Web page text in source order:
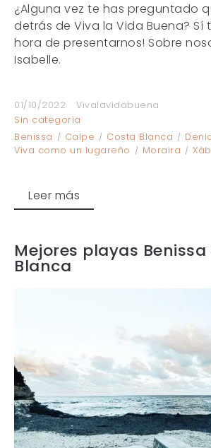
¿Alguna vez te has preguntado
detrás de Viva la Vida Buena? Sí
hora de presentarnos! Sobre
Isabelle.
01/10/2022
Vivalavidabuena
Sin categoría
Benissa
Calpe Costa Blanca
Viva como un lugareño
Moraira
Leer más
Mejores playas
Blanca